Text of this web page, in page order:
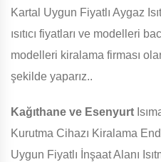
Kartal Uygun Fiyatlı Aygaz
ısıtıcı fiyatları ve modelleri
modelleri kiralama firması
şekilde yaparız..
Kağıthane ve Esenyurt
Kurutma Cihazı Kiralama
Uygun Fiyatlı İnşaat Alanı